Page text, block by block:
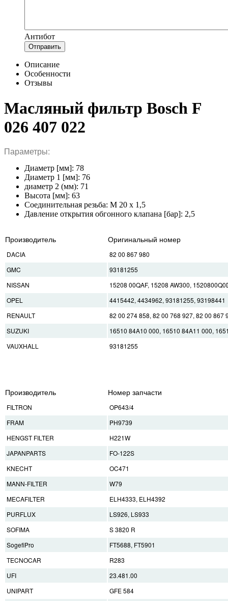
Антибот
Отправить
Описание
Особенности
Отзывы
Масляный фильтр Bosch F
026 407 022
Параметры:
Диаметр [мм]: 78
Диаметр 1 [мм]: 76
диаметр 2 (мм): 71
Высота [мм]: 63
Соединительная резьба: M 20 x 1,5
Давление открытия обгонного клапана [бар]: 2,5
Производитель Оригинальный номер
DACIA
82 00 867 980
GMC
93181255
NISSAN
15208 00QAF, 15208 AW300,
OPEL
4415442, 4434962, 93181255, 93198441
RENAULT
82 00 274 858, 82 00 768 927, 82 00 867
SUZUKI
16510 84A10 000, 16510 84A11 000,
VAUXHALL
93181255
Производитель Номер запчасти
FILTRON
OP643/4
FRAM
PH9739
HENGST FILTER
H221W
JAPANPARTS
FO-122S
KNECHT
OC471
MANN-FILTER
W79
MECAFILTER
ELH4333, ELH4392
PURFLUX
LS926, LS933
SOFIMA
S 3820 R
SogefiPro
FT5688, FT5901
TECNOCAR
R283
UFI
23.481.00
UNIPART
GFE 584